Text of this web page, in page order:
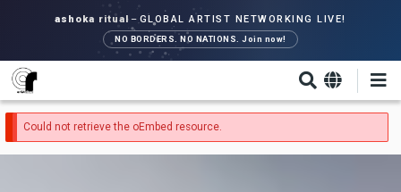
zum
Inhalt
ashoka ritual– GLOBAL ARTIST NETWORKING LIVE!
NO BORDERS. NO NATIONS. Join now!
Fehlermeldung
Could not retrieve the oEmbed resource.